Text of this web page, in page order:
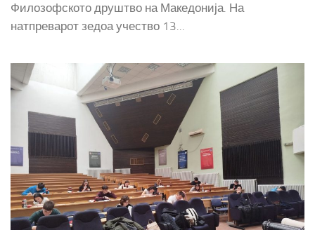
Филозофското друштво на Македонија. На
натпреварот зедоа учество 13...